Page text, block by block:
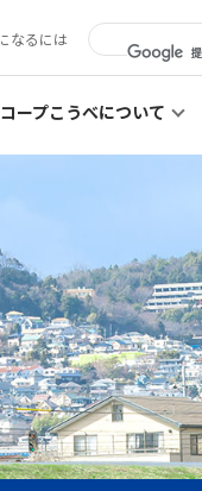
なるには
コープこうべについて